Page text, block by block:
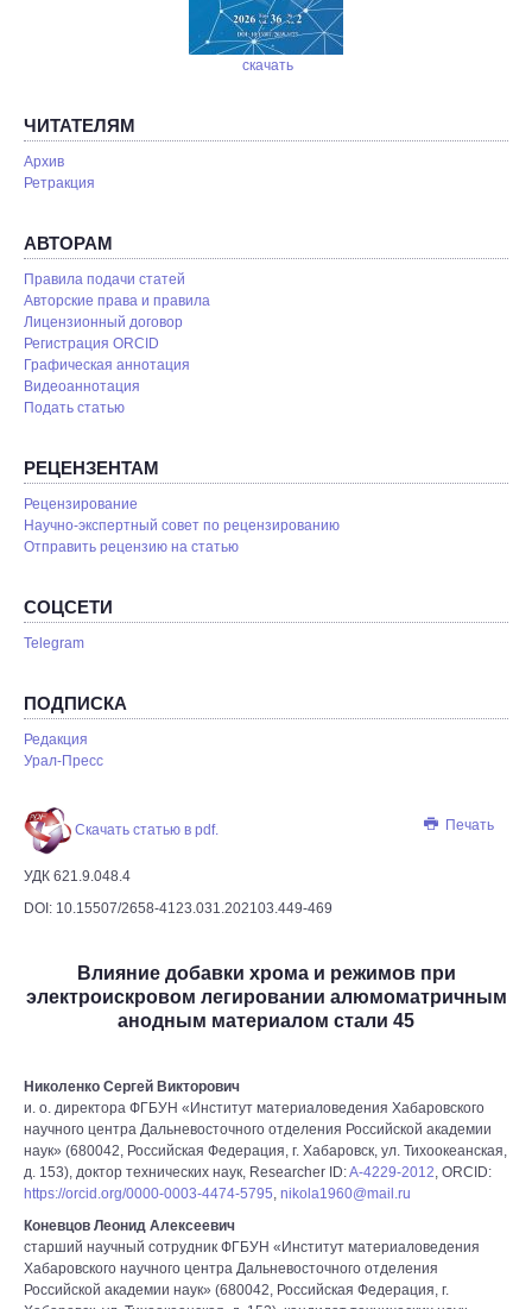
скачать
ЧИТАТЕЛЯМ
Архив
Ретракция
АВТОРАМ
Правила подачи статей
Авторские права и правила
Лицензионный договор
Регистрация ORCID
Графическая аннотация
Видеоаннотация
Подать статью
РЕЦЕНЗЕНТАМ
Рецензирование
Научно-экспертный совет по рецензированию
Отправить рецензию на статью
СОЦСЕТИ
Telegram
ПОДПИСКА
Редакция
Урал-Пресс
Печать
Скачать статью в pdf.
УДК 621.9.048.4
DOI: 10.15507/2658-4123.031.202103.449-469
Влияние добавки хрома и режимов при
электроискровом легировании алюмоматричным
анодным материалом стали 45
Николенко Сергей Викторович
и. о. директора ФГБУН «Институт материаловедения Хабаровского
научного центра Дальневосточного отделения Российской академии
наук» (680042, Российская Федерация, г. Хабаровск, ул. Тихоокеанская,
д. 153), доктор технических наук, Researcher ID:A-4229-2012, ORCID:
https://orcid.org/0000-0003-4474-5795, nikola1960@mail.ru
Коневцов Леонид Алексеевич
старший научный сотрудник ФГБУН «Институт материаловедения
Хабаровского научного центра Дальневосточного отделения
Российской академии наук» (680042, Российская Федерация, г.